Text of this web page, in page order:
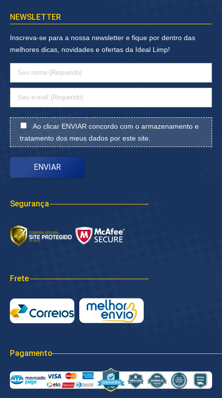
NEWSLETTER
Inscreva-se para a nossa newsletter e fique por dentro das
melhores dicas, novidades e ofertas da Ideal Limp!
Ao clicar ENVIAR concordo com o armazenamento e
tratamento dos meus dados por este site.
Segurança
Frete
Pagamento